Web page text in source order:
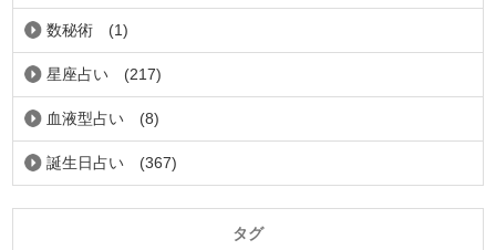
数秘術 (1)
星座占い (217)
血液型占い (8)
誕生日占い (367)
タグ